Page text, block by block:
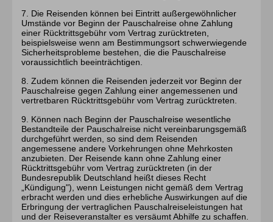
7. Die Reisenden können bei Eintritt außergewöhnlicher
Umstände vor Beginn der Pauschalreise ohne Zahlung
einer Rücktrittsgebühr vom Vertrag zurücktreten,
beispielsweise wenn am Bestimmungsort schwerwiegende
Sicherheitsprobleme bestehen, die die Pauschalreise
voraussichtlich beeinträchtigen.
8. Zudem können die Reisenden jederzeit vor Beginn der
Pauschalreise gegen Zahlung einer angemessenen und
vertretbaren Rücktrittsgebühr vom Vertrag zurücktreten.
9. Können nach Beginn der Pauschalreise wesentliche
Bestandteile der Pauschalreise nicht vereinbarungsgemäß
durchgeführt werden, so sind dem Reisenden
angemessene andere Vorkehrungen ohne Mehrkosten
anzubieten. Der Reisende kann ohne Zahlung einer
Rücktrittsgebühr vom Vertrag zurücktreten (in der
Bundesrepublik Deutschland heißt dieses Recht
„Kündigung"), wenn Leistungen nicht gemäß dem Vertrag
erbracht werden und dies erhebliche Auswirkungen auf die
Erbringung der vertraglichen Pauschalreiseleistungen hat
und der Reiseveranstalter es versäumt Abhilfe zu schaffen.